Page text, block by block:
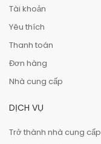
Tài khoản
Yêu thích
Thanh toán
Đơn hàng
Nhà cung cấp
DỊCH VỤ
Trở thành nhà cung cấp